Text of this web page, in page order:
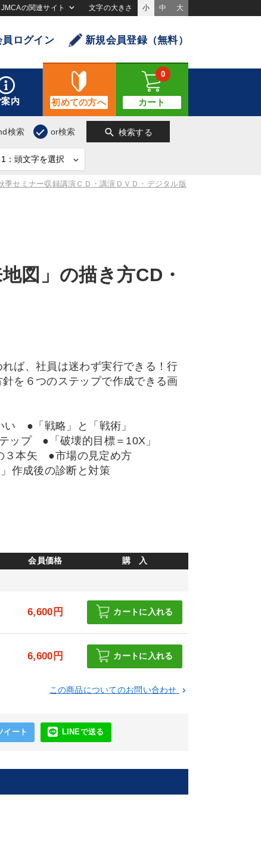
JMCAの関連サイト 文字の大きさ 小 中 大
員ログイン 新規会員登録（無料）
案内 初めての方へ カート
0
検索 or検索 search 検索する
季セミナー収録講演ＣＤ・講演ＤＶＤ・デジタル版
図」の描き方CD・
ば、社員は迷わず実行できる！行
を６つのステップで作成できる画
い ●「戦略」と「戦術」
ップ ●「破壊的目標＝10X」
３本矢 ●市場の見定め方
作成後の診断と対策
会員価格 購 入
6,600円 カートに入れる
6,600円 カートに入れる
この商品についてのお問い合わせ keyboard_arrow_right
イート LINEで送る